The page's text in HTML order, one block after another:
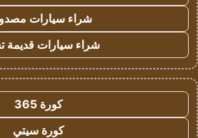
شراء سيارات
شراء سيارات قديمة
كورة 365
كورة سيتي